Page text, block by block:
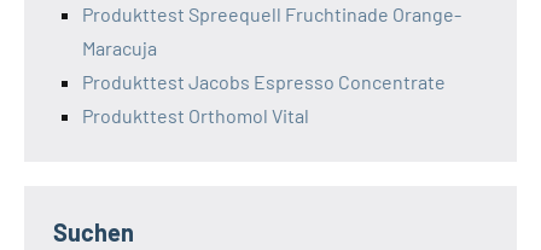
Produkttest Spreequell Fruchtinade Orange-
Maracuja
Produkttest Jacobs Espresso Concentrate
Produkttest Orthomol Vital
Suchen